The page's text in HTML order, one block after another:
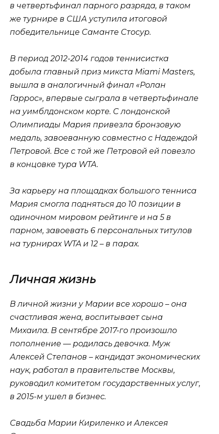
в четвертьфинал парного разряда, в таком
же турнире в США уступила итоговой
победительнице Саманте Стосур.
В период 2012-2014 годов теннисистка
добыла главный приз микста Miami Masters,
вышла в аналогичный финал «Ролан
Гаррос», впервые сыграла в четвертьфинале
на уимблдонском корте. С лондонской
Олимпиады Мария привезла бронзовую
медаль, завоеванную совместно с Надеждой
Петровой. Все с той же Петровой ей повезло
в концовке тура WTA.
За карьеру на площадках большого тенниса
Мария смогла подняться до 10 позиции в
одиночном мировом рейтинге и на 5 в
парном, завоевать 6 персональных титулов
на турнирах WTA и 12 – в парах.
Личная жизнь
В личной жизни у Марии все хорошо – она
счастливая жена, воспитывает сына
Михаила. В сентябре 2017-го произошло
пополнение — родилась девочка. Муж
Алексей Степанов – кандидат экономических
наук, работал в правительстве Москвы,
руководил комитетом государственных услуг,
в 2015-м ушел в бизнес.
Свадьба Марии Кириленко и Алексея